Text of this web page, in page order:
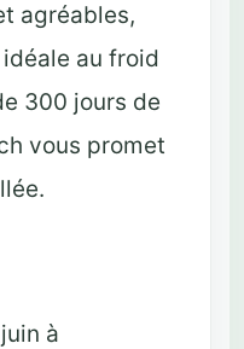
agréables,
au froid
300 jours de
vous promet
à